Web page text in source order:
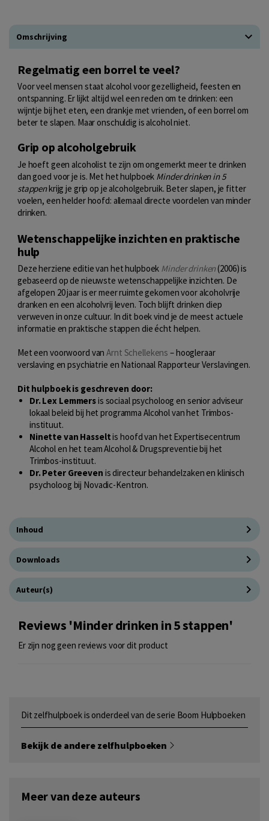
Omschrijving
Regelmatig een borrel te veel?
Voor veel mensen staat alcohol voor gezelligheid, feesten en
ontspanning. Er lijkt altijd wel een reden om te drinken: een
wijntje bij het eten, een drankje met vrienden, of een borrel om
beter te slapen. Maar onschuldig is alcohol niet.
Grip op alcoholgebruik
Je hoeft geen alcoholist te zijn om ongemerkt meer te drinken
dan goed voor je is. Met het hulpboek Minder drinken in 5
stappenkrijg je grip op je alcoholgebruik. Beter slapen, je fitter
voelen, een helder hoofd: allemaal directe voordelen van minder
drinken.
Wetenschappelijke inzichten en praktische
hulp
Deze herziene editie van het hulpboek Minder drinken(2006) is
gebaseerd op de nieuwste wetenschappelijke inzichten. De
afgelopen 20 jaar is er meer ruimte gekomen voor alcoholvrije
dranken en een alcoholvrij leven. Toch blijft drinken diep
verweven in onze cultuur. In dit boek vind je de meest actuele
informatie en praktische stappen die écht helpen.
Met een voorwoord vanArnt Schellekens – hoogleraar
verslaving en psychiatrie en Nationaal Rapporteur Verslavingen.
Dit hulpboek is geschreven door:
Dr. Lex Lemmersis sociaal psycholoog en senior adviseur
lokaal beleid bij het programma Alcohol van het Trimbos-
instituut.
Ninette van Hasseltis hoofd van het Expertisecentrum
Alcohol en het team Alcohol & Drugspreventie bij het
Trimbos-instituut.
Dr. Peter Greeven is directeur behandelzaken en klinisch
psycholoog bij Novadic-Kentron.
Inhoud
Downloads
Auteur(s)
Reviews 'Minder drinken in 5 stappen'
Er zijn nog geen reviews voor dit product
Dit zelfhulpboek is onderdeel van de serie Boom Hulpboeken
Bekijk de andere zelfhulpboeken
Meer van deze auteurs